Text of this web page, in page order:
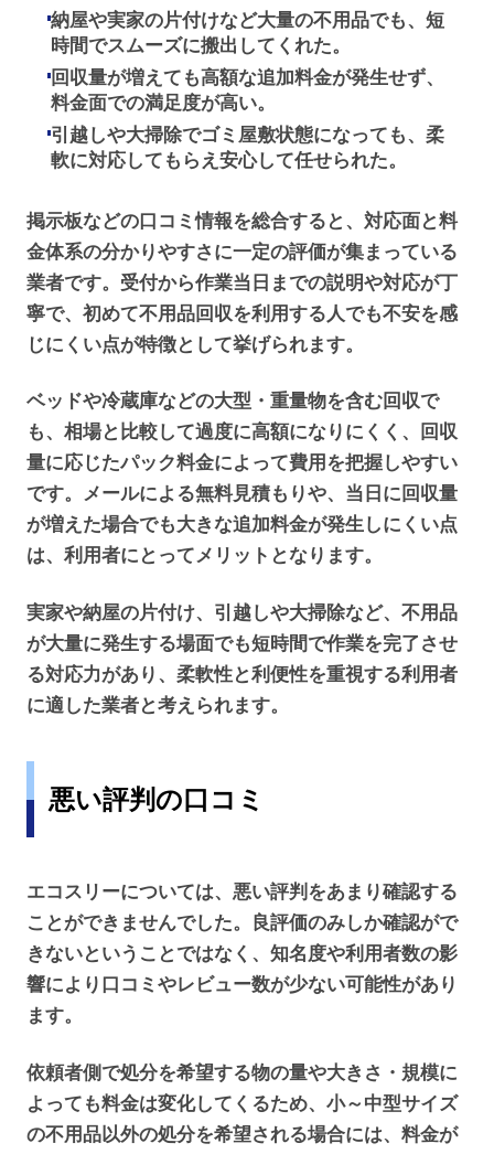
納屋や実家の片付けなど大量の不用品でも、短
時間でスムーズに搬出してくれた。
回収量が増えても高額な追加料金が発生せず、
料金面での満足度が高い。
引越しや大掃除でゴミ屋敷状態になっても、柔
軟に対応してもらえ安心して任せられた。
掲示板などの口コミ情報を総合すると、対応面と料
金体系の分かりやすさに一定の評価が集まっている
業者です。受付から作業当日までの説明や対応が丁
寧で、初めて不用品回収を利用する人でも不安を感
じにくい点が特徴として挙げられます。
ベッドや冷蔵庫などの大型・重量物を含む回収で
も、相場と比較して過度に高額になりにくく、回収
量に応じたパック料金によって費用を把握しやすい
です。メールによる無料見積もりや、当日に回収量
が増えた場合でも大きな追加料金が発生しにくい点
は、利用者にとってメリットとなります。
実家や納屋の片付け、引越しや大掃除など、不用品
が大量に発生する場面でも短時間で作業を完了させ
る対応力があり、柔軟性と利便性を重視する利用者
に適した業者と考えられます。
悪い評判の口コミ
エコスリーについては、悪い評判をあまり確認する
ことができませんでした。良評価のみしか確認がで
きないということではなく、知名度や利用者数の影
響により口コミやレビュー数が少ない可能性があり
ます。
依頼者側で処分を希望する物の量や大きさ・規模に
よっても料金は変化してくるため、小～中型サイズ
の不用品以外の処分を希望される場合には、料金が